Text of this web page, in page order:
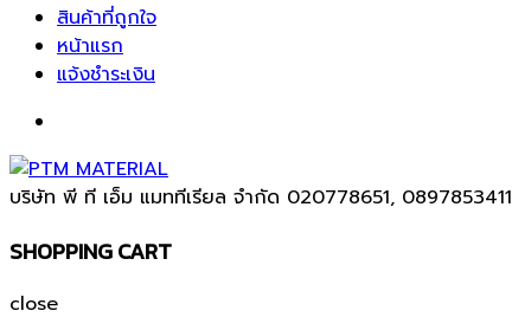
สินค้าที่ถูกใจ
หน้าแรก
แจ้งชำระเงิน
บริษัท พี ที เอ็ม แมททีเรียล จำกัด 020778651, 0897853411
SHOPPING CART
close